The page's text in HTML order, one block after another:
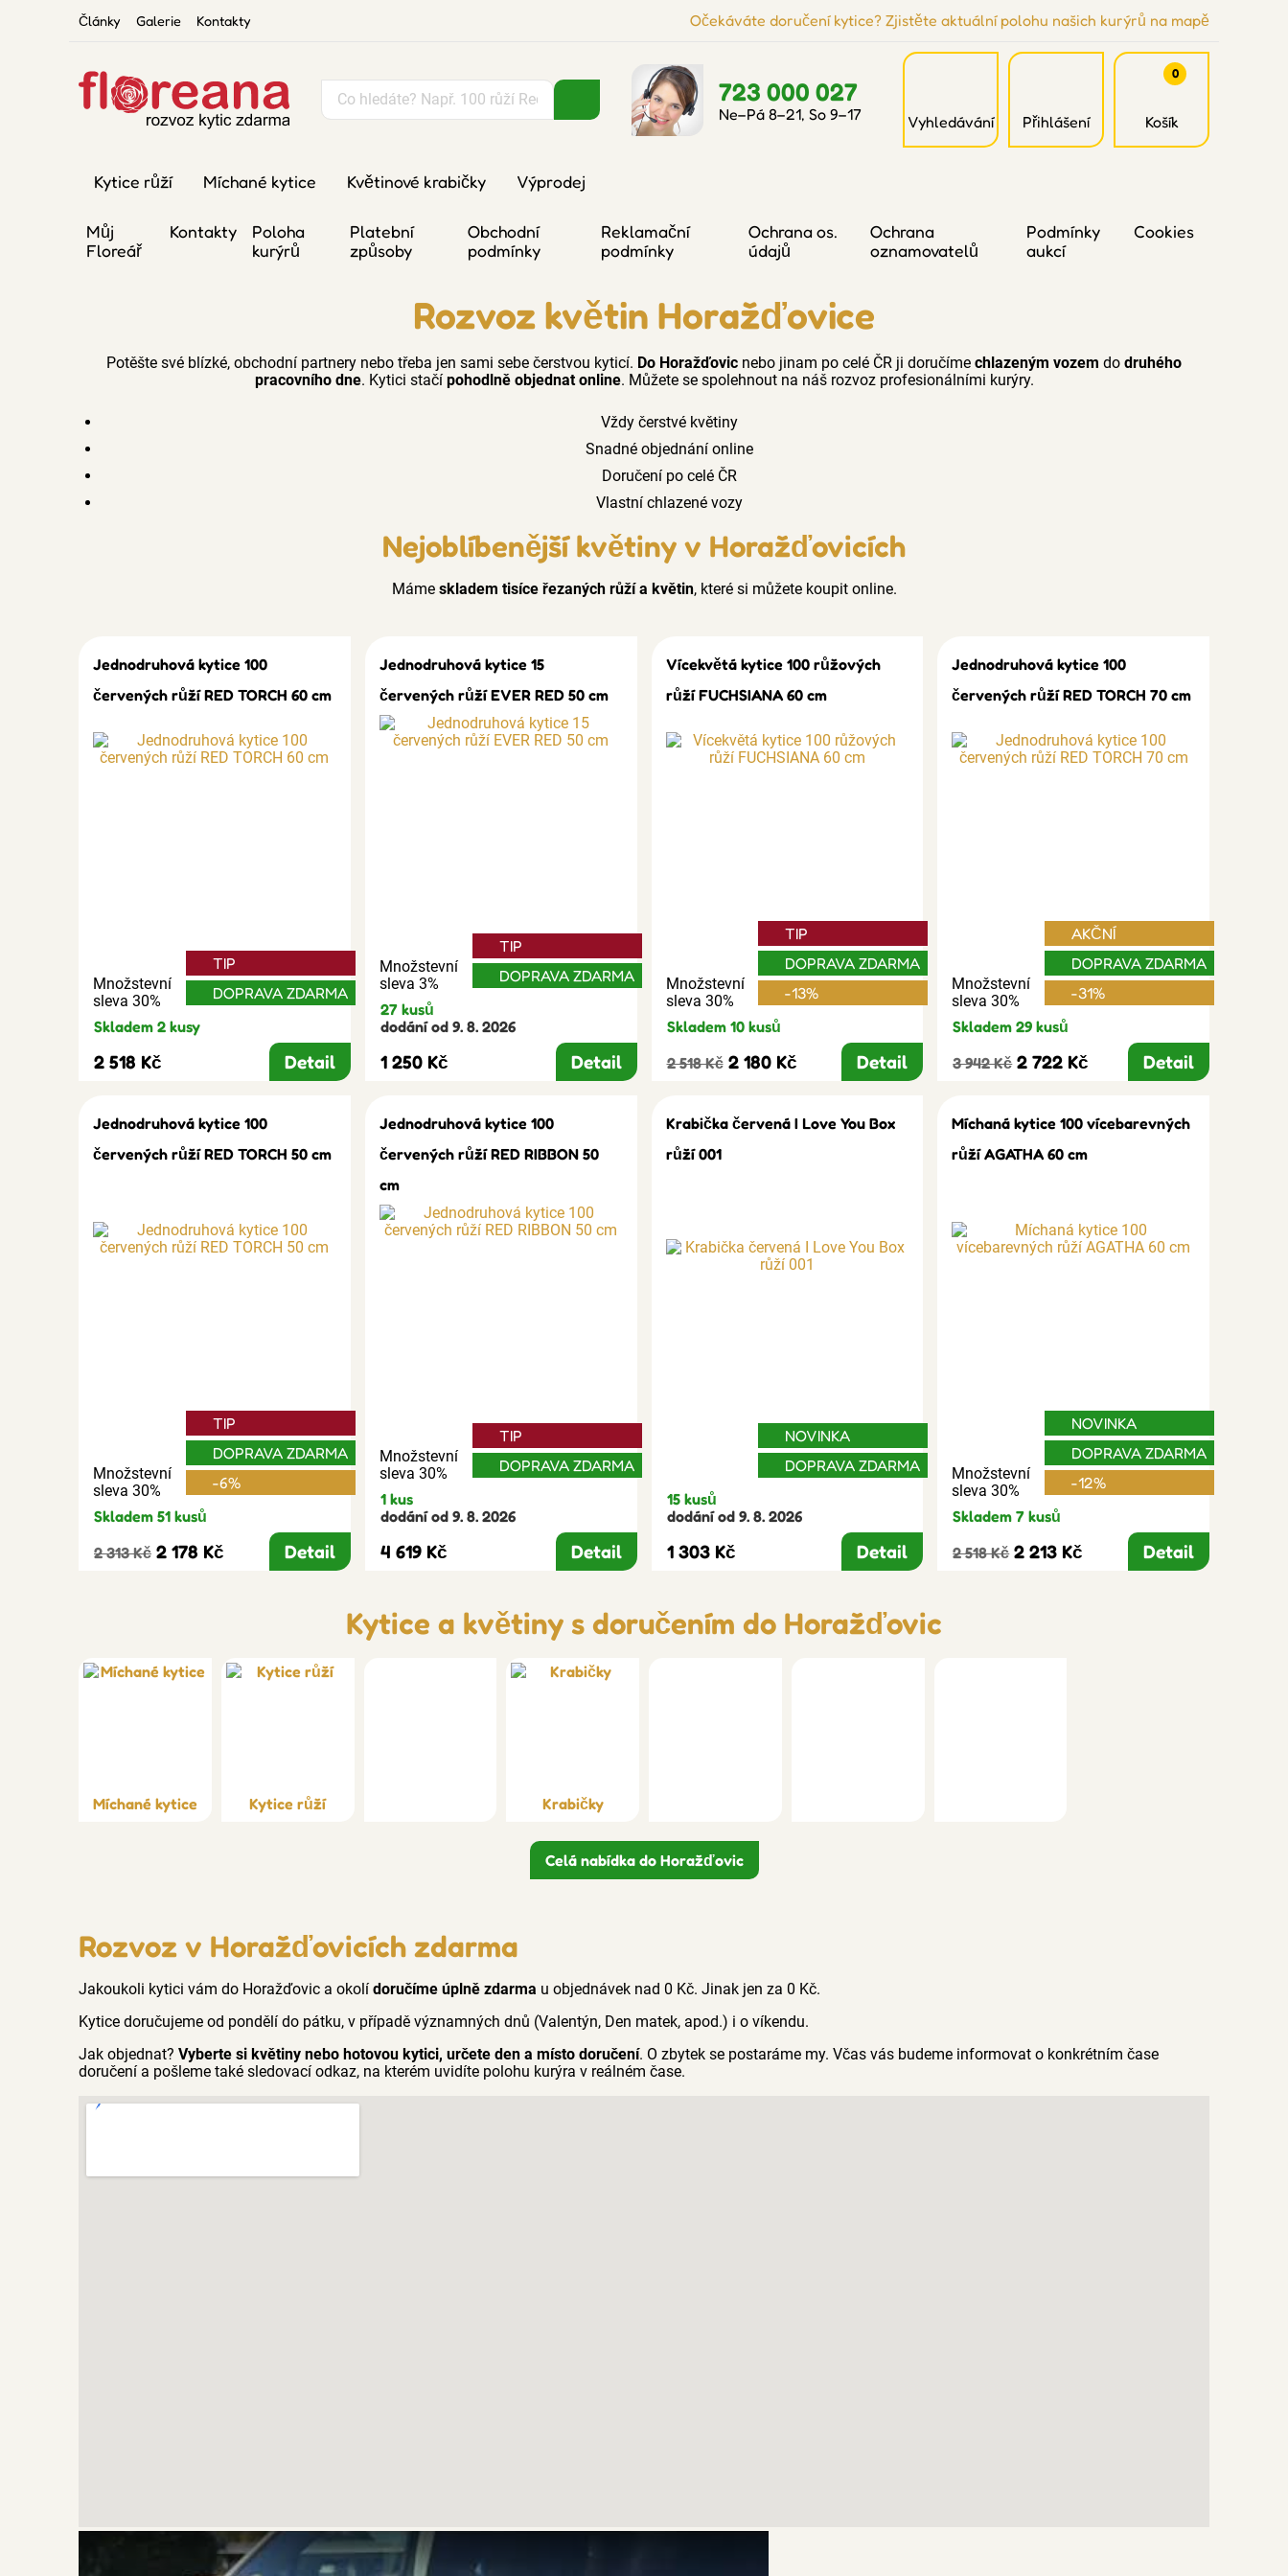
Články Galerie Kontakty Očekáváte doručení kytice? Zjistěte aktuální polohu našich kurýrů na mapě
723 000 027
Ne–Pá 8–21, So 9–17 Vyhledávání Přihlášení
0
Košík
Kytice růží Míchané kytice Květinové krabičky Výprodej
Můj
Floreář
Kontakty
Poloha
kurýrů
Platební
způsoby
Obchodní
podmínky
Reklamační
podmínky
Ochrana os.
údajů
Ochrana
oznamovatelů
Podmínky
aukcí
Cookies
Rozvoz květin Horažďovice
Potěšte své blízké, obchodní partnery nebo třeba jen sami sebe čerstvou kyticí. Do Horažďovic nebo jinam po celé ČR ji doručíme chlazeným vozem do druhého
pracovního dne. Kytici stačí pohodlně objednat online. Můžete se spolehnout na náš rozvoz profesionálními kurýry.
Vždy čerstvé květiny
Snadné objednání online
Doručení po celé ČR
Vlastní chlazené vozy
Nejoblíbenější květiny v Horažďovicích
Máme skladem tisíce řezaných růží a květin, které si můžete koupit online.
Jednodruhová kytice 100
červených růží RED TORCH 60 cm
Množstevní
sleva 30%
TIP
DOPRAVA ZDARMA
Skladem 2 kusy
2 518 Kč Detail
Jednodruhová kytice 15
červených růží EVER RED 50 cm
Množstevní
sleva 3%
TIP
DOPRAVA ZDARMA
27 kusů
dodání od 9. 8. 2026
1 250 Kč Detail
Vícekvětá kytice 100 růžových
růží FUCHSIANA 60 cm
Množstevní
sleva 30%
TIP
DOPRAVA ZDARMA
-13%
Skladem 10 kusů
2 518 Kč 2 180 Kč Detail
Jednodruhová kytice 100
červených růží RED TORCH 70 cm
Množstevní
sleva 30%
AKČNÍ
DOPRAVA ZDARMA
-31%
Skladem 29 kusů
3 942 Kč 2 722 Kč Detail
Jednodruhová kytice 100
červených růží RED TORCH 50 cm
Množstevní
sleva 30%
TIP
DOPRAVA ZDARMA
-6%
Skladem 51 kusů
2 313 Kč 2 178 Kč Detail
Jednodruhová kytice 100
červených růží RED RIBBON 50
cm
Množstevní
sleva 30%
TIP
DOPRAVA ZDARMA
1 kus
dodání od 9. 8. 2026
4 619 Kč Detail
Krabička červená I Love You Box
růží 001
NOVINKA
DOPRAVA ZDARMA
15 kusů
dodání od 9. 8. 2026
1 303 Kč Detail
Míchaná kytice 100 vícebarevných
růží AGATHA 60 cm
Množstevní
sleva 30%
NOVINKA
DOPRAVA ZDARMA
-12%
Skladem 7 kusů
2 518 Kč 2 213 Kč Detail
Kytice a květiny s doručením do Horažďovic
Míchané kytice Kytice růží Krabičky
Celá nabídka do Horažďovic
Rozvoz v Horažďovicích zdarma
Jakoukoli kytici vám do Horažďovic a okolí doručíme úplně zdarma u objednávek nad 0 Kč. Jinak jen za 0 Kč.
Kytice doručujeme od pondělí do pátku, v případě významných dnů (Valentýn, Den matek, apod.) i o víkendu.
Jak objednat? Vyberte si květiny nebo hotovou kytici, určete den a místo doručení. O zbytek se postaráme my. Včas vás budeme informovat o konkrétním čase
doručení a pošleme také sledovací odkaz, na kterém uvidíte polohu kurýra v reálném čase.